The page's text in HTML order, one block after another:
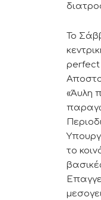
Το
perfect
«Άυλη
το